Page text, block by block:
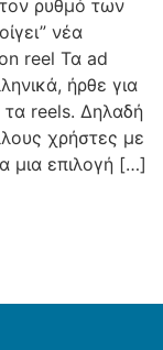
ρυθμό των
νέα
reel Τα ad
ήρθε για
τα reels. Δηλαδή
χρήστες με
μια επιλογή […]